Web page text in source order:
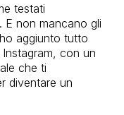
testati
E non mancano gli
aggiunto tutto
con un
che ti
diventare un